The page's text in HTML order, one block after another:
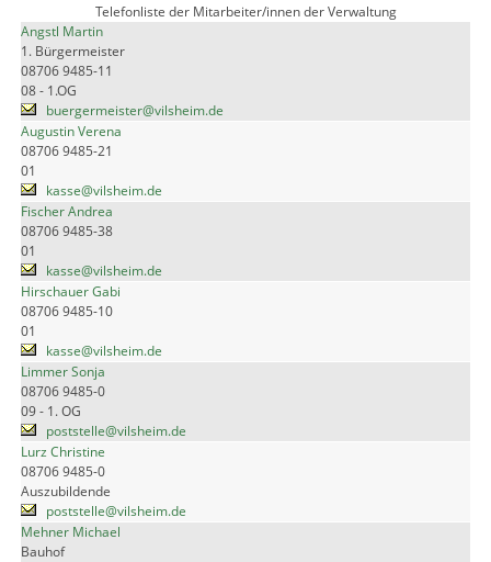
Telefonliste der Mitarbeiter/innen der Verwaltung
Angstl Martin
1. Bürgermeister
08706 9485-11
08 - 1.OG
buergermeister@vilsheim.de
Augustin Verena
08706 9485-21
01
kasse@vilsheim.de
Fischer Andrea
08706 9485-38
01
kasse@vilsheim.de
Hirschauer Gabi
08706 9485-10
01
kasse@vilsheim.de
Limmer Sonja
08706 9485-0
09 - 1. OG
poststelle@vilsheim.de
Lurz Christine
08706 9485-0
Auszubildende
poststelle@vilsheim.de
Mehner Michael
Bauhof